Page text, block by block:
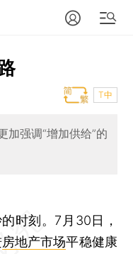
T中
加强调“增加供给”的
时刻。7月30日，
房地产市场平稳健康